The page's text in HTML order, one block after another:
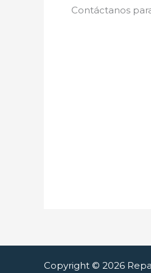
Contáctanos
Copyright © 2026